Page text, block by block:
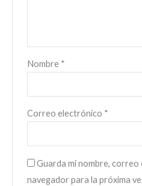
Nombre *
Correo electrónico *
Guarda mi nombre,
navegador para la próxima